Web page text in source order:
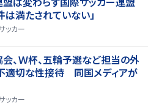
は満たされていない」
ッカー
、Ｗ杯、五輪予選など担当の外
適切な性接待 同国メディアが
ッカー